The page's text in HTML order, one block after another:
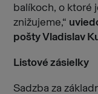
balíkoch, o ktoré
znižujeme,“
pošty Vladislav
Listové zásielky
Sadzba za